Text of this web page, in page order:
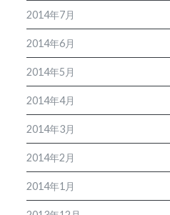
2014年7月
2014年6月
2014年5月
2014年4月
2014年3月
2014年2月
2014年1月